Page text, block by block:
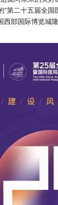
第二十五届全
部国际博览城隆